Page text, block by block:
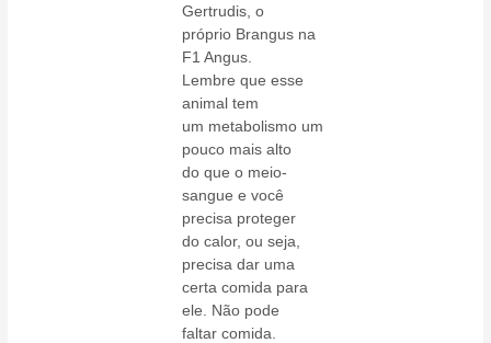
Gertrudis, o
próprio Brangus na
F1 Angus.
Lembre que esse
animal tem
um metabolismo um
pouco mais alto
do que o meio-
sangue e você
precisa proteger
do calor, ou seja,
precisa dar uma
certa comida para
ele. Não pode
faltar comida.